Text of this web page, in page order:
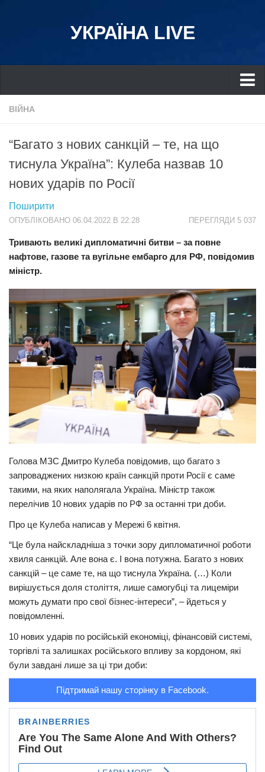
УКРАЇНА LIVE
Україна
Дніпро
Львів
Івано-Франківськ
Харків
Донбас
Одеса
Схід
Економіка
Політика
Світ
Цікаво
Наука
Технології
Історії
Привітання
Здоров’я
Події
Кримінал
Трагедії
Курйози
Суспільство
Культура
Шоу-біз
#Війна
ВІЙНА
“Багато з нових санкцій – те, на що
тиснула Україна”: Кулеба назвав 10
нових ударів по Росії
Поширити
ПЕРЕГЛЯДИ 5 037
ОПУБЛІКОВАНО 06.04.2022 В 22:28
Тривають великі дипломатичні битви – за повне
нафтове, газове та вугільне ембарго для РФ, повідомив
міністр.
Голова МЗС Дмитро Кулеба повідомив, що багато з
запроваджених низкою країн санкцій проти Росії є саме
такими, на яких наполягала Україна. Міністр також
перелічив 10 нових ударів по РФ за останні три доби.
Про це Кулеба написав у Мережі 6 квітня.
“Це була найскладніша з точки зору дипломатичної роботи
хвиля санкцій. Але вона є. І вона потужна. Багато з нових
санкцій – це саме те, на що тиснула Україна. (…) Коли
вирішується доля століття, лише самогубці та лицеміри
можуть думати про свої бізнес-інтереси”, – йдеться у
повідомленні.
10 нових ударів по російській економіці, фінансовій системі,
торгівлі та залишках російського впливу за кордоном, які
були завдані лише за ці три доби:
Підтримай нашу сторінку в Facebook.